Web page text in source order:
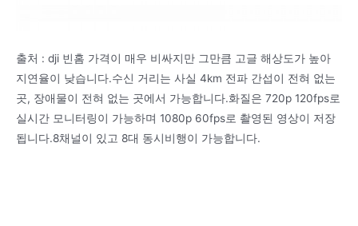
출처 : dji 빈홈 가격이 매우 비싸지만 그만큼 고글 해상도가 높아
지연율이 낮습니다.수신 거리는 사실 4km 전파 간섭이 전혀 없는
곳, 장애물이 전혀 없는 곳에서 가능합니다.화질은 720p 120fps로
실시간 모니터링이 가능하며 1080p 60fps로 촬영된 영상이 저장
됩니다.8채널이 있고 8대 동시비행이 가능합니다.